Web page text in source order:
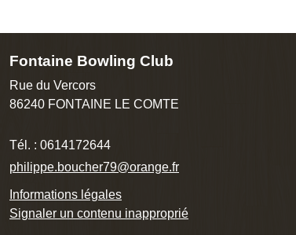
Fontaine Bowling Club
Rue du Vercors
86240 FONTAINE LE COMTE
Tél. : 0614172644
philippe.boucher79@orange.fr
Informations légales
Signaler un contenu inapproprié